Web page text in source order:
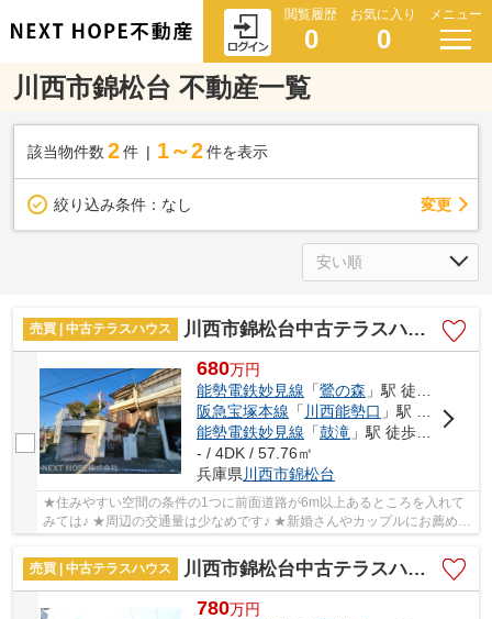
閲覧履歴
0
お気に入り
0
メニュー
川西市錦松台 不動産一覧
該当物件数 2件 1～2 件を表示
絞り込み条件： なし 変更
売買 | 中古テラスハウス 川西市錦松台中古テラスハウス
680万円
能勢電鉄妙見線 「鶯の森 」駅 徒歩17分
阪急宝塚本線 「 川西能勢口 」駅 バス5分 「鴬台」 停歩9分
能勢電鉄妙見線 「鼓滝」駅 徒歩21分
- / 4DK / 57.76㎡
兵庫県川西市錦松台
★住みやすい空間の条件の1つに前面道路が6m以上あるところを入れて
みては♪ ★周辺の交通量は少なめです♪ ★新婚さんやカップルにお薦めな
売買 | 中古テラスハウス
川西市錦松台中古テラスハウス
780万円